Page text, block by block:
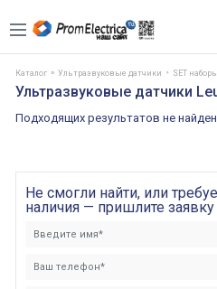
Каталог Ультразвуковые датчики SET наборы
Ультразвуковые датчики
Подходящих результатов не
Не смогли найти, или
наличия — пришлите заявку